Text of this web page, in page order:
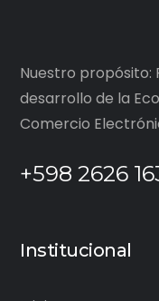
Nuestro
desarrollo de la
Comercio
+598 2626
Institucional